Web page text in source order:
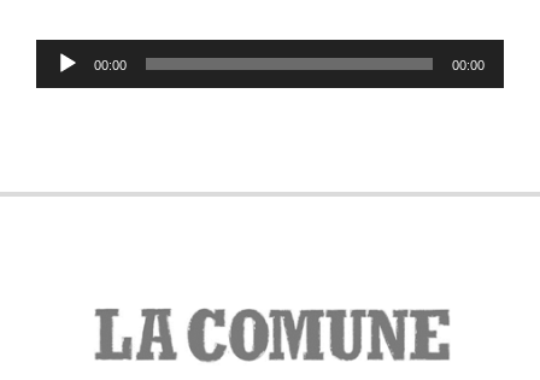
Reproductor
de
00:00 00:00